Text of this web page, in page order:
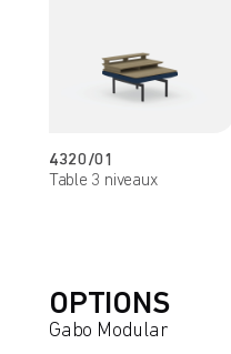
4320/01
Table 3 niveaux
OPTIONS
Gabo Modular